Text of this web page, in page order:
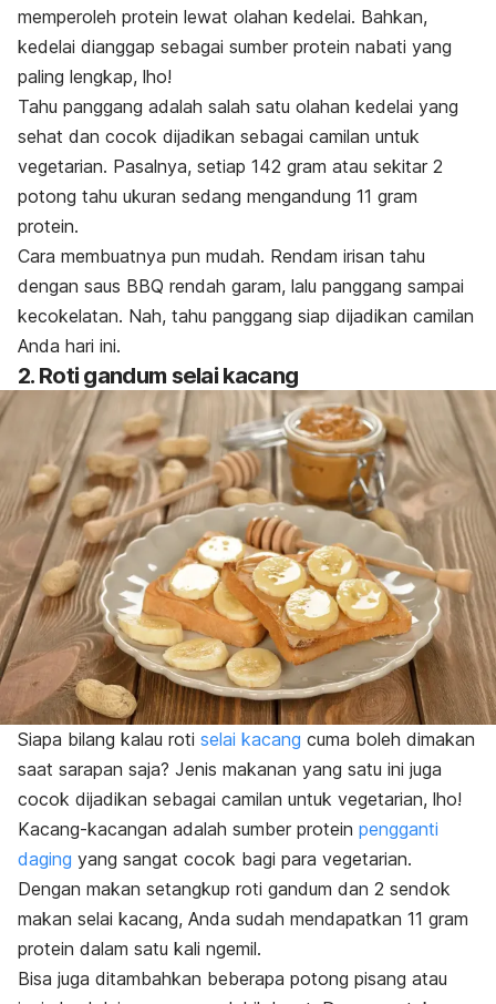
memperoleh protein lewat olahan kedelai. Bahkan,
kedelai dianggap sebagai sumber protein nabati yang
paling lengkap, lho!
Tahu panggang adalah salah satu olahan kedelai yang
sehat dan cocok dijadikan sebagai camilan untuk
vegetarian. Pasalnya, setiap 142 gram atau sekitar 2
potong tahu ukuran sedang mengandung 11 gram
protein.
Cara membuatnya pun mudah. Rendam irisan tahu
dengan saus BBQ rendah garam, lalu panggang sampai
kecokelatan. Nah, tahu panggang siap dijadikan camilan
Anda hari ini.
2. Roti gandum selai kacang
Siapa bilang kalau roti selai kacang cuma boleh dimakan
saat sarapan saja? Jenis makanan yang satu ini juga
cocok dijadikan sebagai camilan untuk vegetarian, lho!
Kacang-kacangan adalah sumber protein pengganti
daging yang sangat cocok bagi para vegetarian.
Dengan makan setangkup roti gandum dan 2 sendok
makan selai kacang, Anda sudah mendapatkan 11 gram
protein dalam satu kali ngemil.
Bisa juga ditambahkan beberapa potong pisang atau